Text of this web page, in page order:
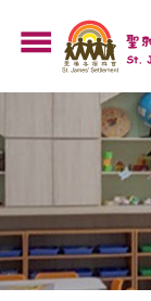
內
容
menu